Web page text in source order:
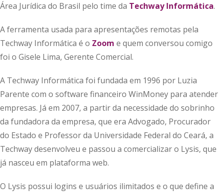
Área Jurídica do Brasil pelo time da Techway Informática.
A ferramenta usada para apresentações remotas pela
Techway Informática é o Zoom e quem conversou comigo
foi o Gisele Lima, Gerente Comercial.
A Techway Informática foi fundada em 1996 por Luzia
Parente com o software financeiro WinMoney para atender
empresas. Já em 2007, a partir da necessidade do sobrinho
da fundadora da empresa, que era Advogado, Procurador
do Estado e Professor da Universidade Federal do Ceará, a
Techway desenvolveu e passou a comercializar o Lysis, que
já nasceu em plataforma web.
O Lysis possui logins e usuários ilimitados e o que define a